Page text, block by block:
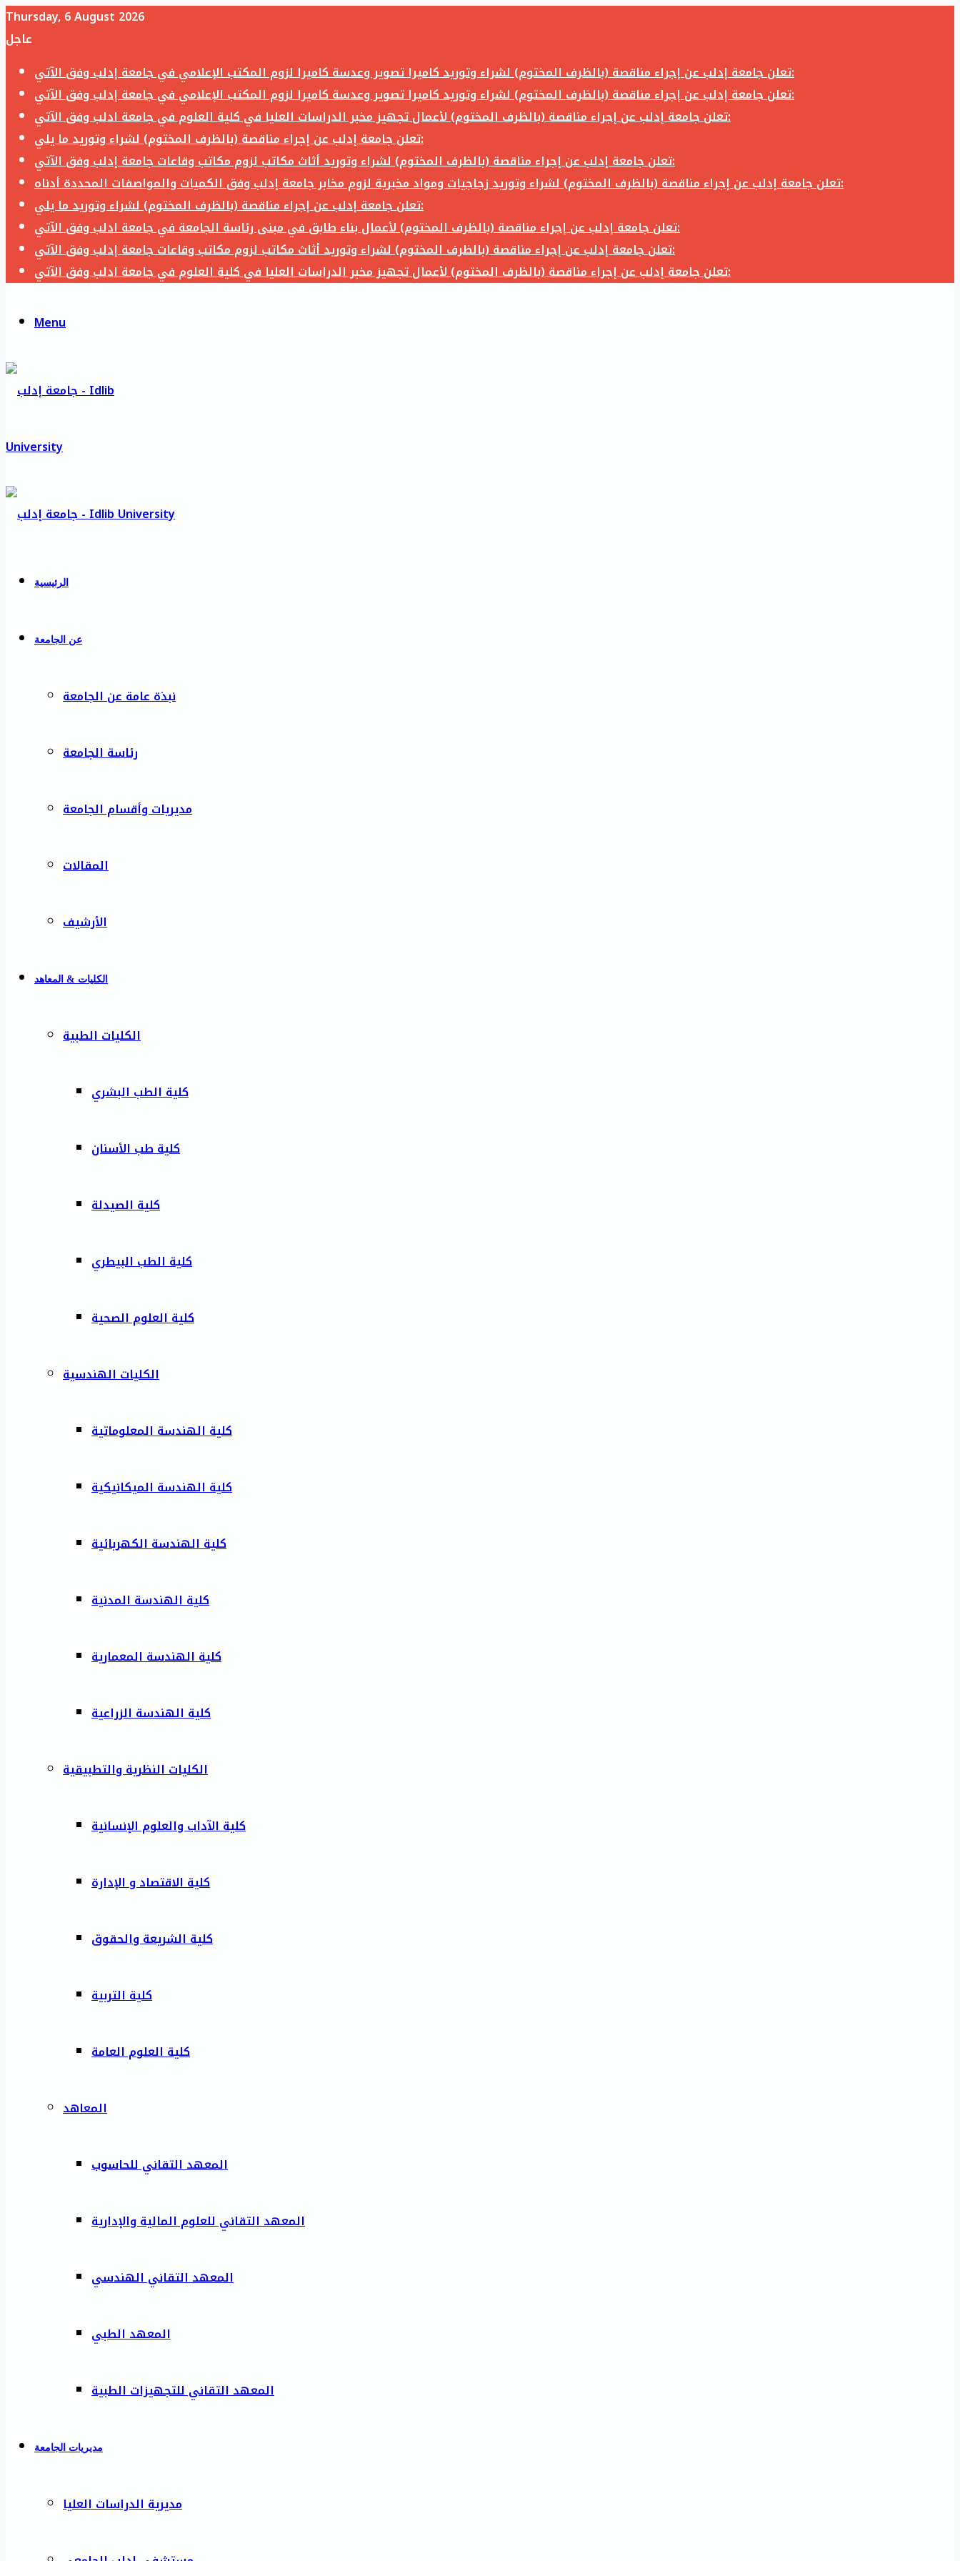
Thursday, 6 August 2026
عاجل
تعلن جامعة إدلب عن إجراء مناقصة (بالظرف المختوم) لشراء وتوريد كاميرا تصوير وعدسة كاميرا لزوم المكتب الإعلامي في جامعة إدلب وفق الآتي:
تعلن جامعة إدلب عن إجراء مناقصة (بالظرف المختوم) لشراء وتوريد كاميرا تصوير وعدسة كاميرا لزوم المكتب الإعلامي في جامعة إدلب وفق الآتي:
تعلن جامعة إدلب عن إجراء مناقصة (بالظرف المختوم) لأعمال تجهيز مخبر الدراسات العليا في كلية العلوم في جامعة ادلب وفق الآتي:
تعلن جامعة إدلب عن إجراء مناقصة (بالظرف المختوم) لشراء وتوريد ما يلي:
تعلن جامعة إدلب عن إجراء مناقصة (بالظرف المختوم) لشراء وتوريد أثاث مكاتب لزوم مكاتب وقاعات جامعة إدلب وفق الآتي:
تعلن جامعة إدلب عن إجراء مناقصة (بالظرف المختوم) لشراء وتوريد زجاجيات ومواد مخبرية لزوم مخابر جامعة إدلب وفق الكميات والمواصفات المحددة أدناه:
تعلن جامعة إدلب عن إجراء مناقصة (بالظرف المختوم) لشراء وتوريد ما يلي:
تعلن جامعة إدلب عن إجراء مناقصة (بالظرف المختوم) لأعمال بناء طابق في مبنى رئاسة الجامعة في جامعة ادلب وفق الآتي:
تعلن جامعة إدلب عن إجراء مناقصة (بالظرف المختوم) لشراء وتوريد أثاث مكاتب لزوم مكاتب وقاعات جامعة إدلب وفق الآتي:
تعلن جامعة إدلب عن إجراء مناقصة (بالظرف المختوم) لأعمال تجهيز مخبر الدراسات العليا في كلية العلوم في جامعة ادلب وفق الآتي:
Menu
الرئيسية
عن الجامعة
نبذة عامة عن الجامعة
رئاسة الجامعة
مديريات وأقسام الجامعة
المقالات
الأرشيف
الكليات & المعاهد
الكليات الطبية
كلية الطب البشري
كلية طب الأسنان
كلية الصيدلة
كلية الطب البيطري
كلية العلوم الصحية
الكليات الهندسية
كلية الهندسة المعلوماتية
كلية الهندسة الميكانيكية
كلية الهندسة الكهربائية
كلية الهندسة المدنية
كلية الهندسة المعمارية
كلية الهندسة الزراعية
الكليات النظرية والتطبيقية
كلية الآداب والعلوم الإنسانية
كلية الاقتصاد و الإدارة
كلية الشريعة والحقوق
كلية التربية
كلية العلوم العامة
المعاهد
المعهد التقاني للحاسوب
المعهد التقاني للعلوم المالية والإدارية
المعهد التقاني الهندسي
المعهد الطبي
المعهد التقاني للتجهيزات الطبية
مديريات الجامعة
مديرية الدراسات العليا